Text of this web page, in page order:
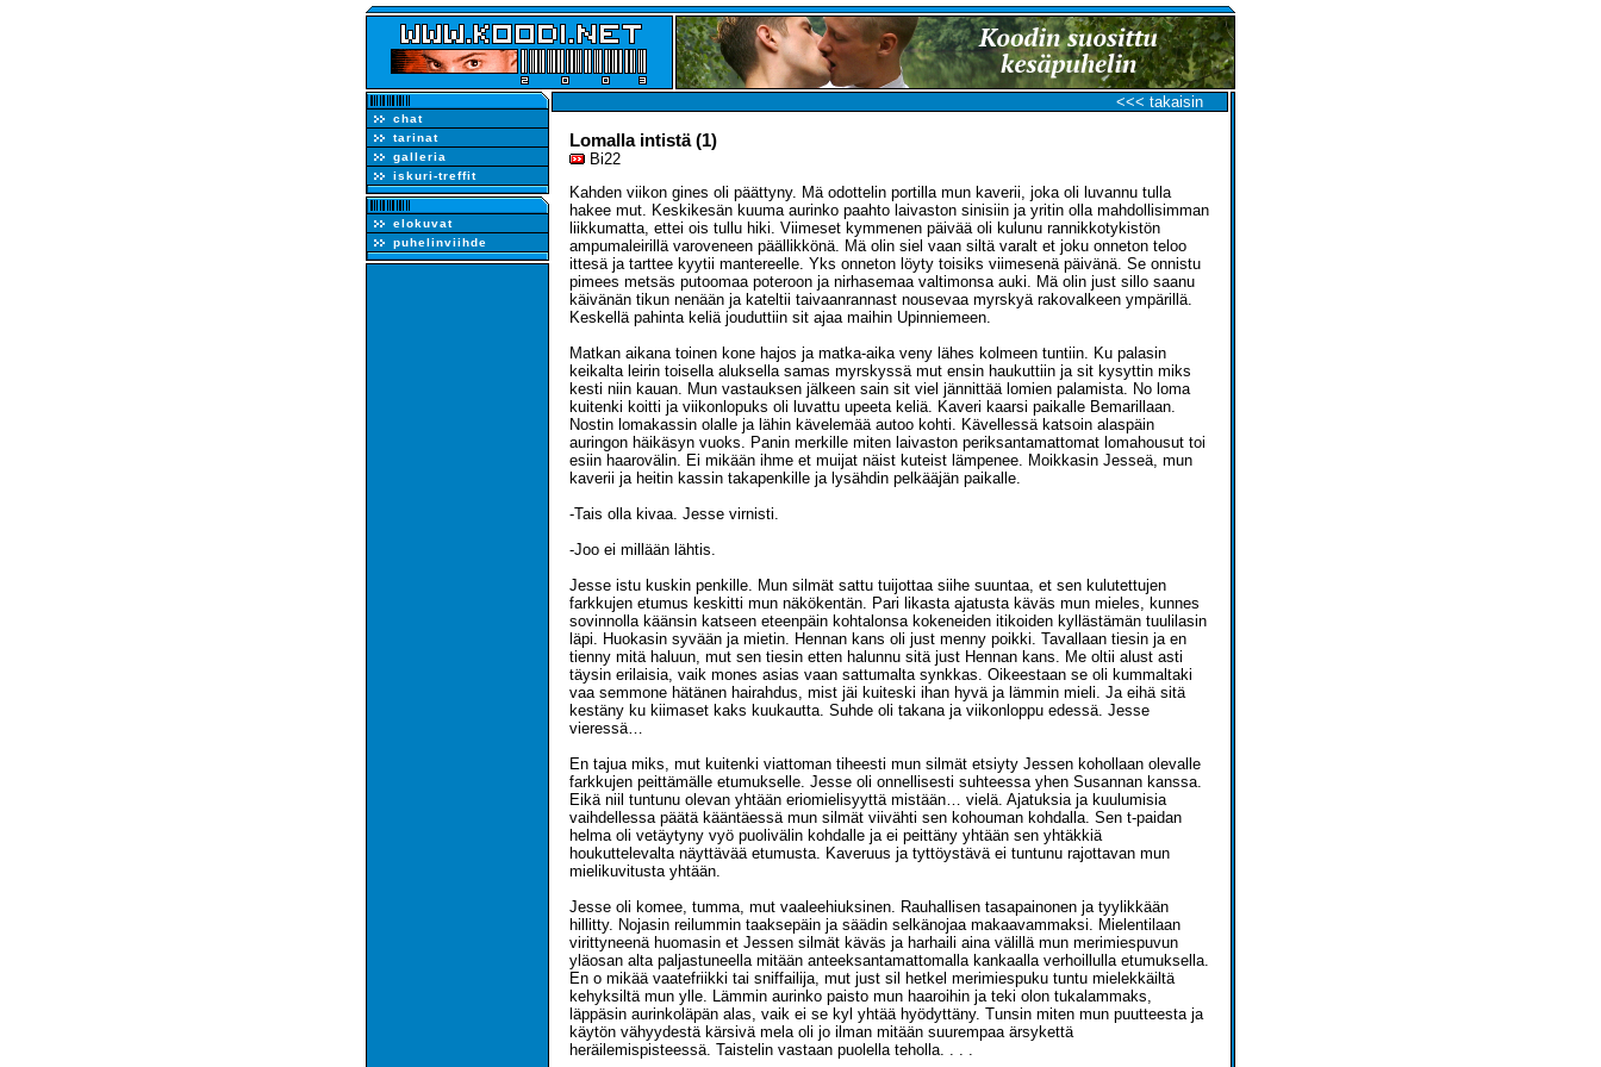
chat
tarinat
galleria
iskuri-treffit
elokuvat
puhelinviihde
<<< takaisin
Lomalla intistä (1)
Bi22
Kahden viikon gines oli päättyny. Mä odottelin portilla mun kaverii, joka oli luvannu tulla
hakee mut. Keskikesän kuuma aurinko paahto laivaston sinisiin ja yritin olla mahdollisimman
liikkumatta, ettei ois tullu hiki. Viimeset kymmenen päivää oli kulunu rannikkotykistön
ampumaleirillä varoveneen päällikkönä. Mä olin siel vaan siltä varalt et joku onneton teloo
ittesä ja tarttee kyytii mantereelle. Yks onneton löyty toisiks viimesenä päivänä. Se onnistu
pimees metsäs putoomaa poteroon ja nirhasemaa valtimonsa auki. Mä olin just sillo saanu
käivänän tikun nenään ja kateltii taivaanrannast nousevaa myrskyä rakovalkeen ympärillä.
Keskellä pahinta keliä jouduttiin sit ajaa maihin Upinniemeen.
Matkan aikana toinen kone hajos ja matka-aika veny lähes kolmeen tuntiin. Ku palasin
keikalta leirin toisella aluksella samas myrskyssä mut ensin haukuttiin ja sit kysyttin miks
kesti niin kauan. Mun vastauksen jälkeen sain sit viel jännittää lomien palamista. No loma
kuitenki koitti ja viikonlopuks oli luvattu upeeta keliä. Kaveri kaarsi paikalle Bemarillaan.
Nostin lomakassin olalle ja lähin kävelemää autoo kohti. Kävellessä katsoin alaspäin
auringon häikäsyn vuoks. Panin merkille miten laivaston periksantamattomat lomahousut toi
esiin haarovälin. Ei mikään ihme et muijat näist kuteist lämpenee. Moikkasin Jesseä, mun
kaverii ja heitin kassin takapenkille ja lysähdin pelkääjän paikalle.
-Tais olla kivaa. Jesse virnisti.
-Joo ei millään lähtis.
Jesse istu kuskin penkille. Mun silmät sattu tuijottaa siihe suuntaa, et sen kulutettujen
farkkujen etumus keskitti mun näkökentän. Pari likasta ajatusta käväs mun mieles, kunnes
sovinnolla käänsin katseen eteenpäin kohtalonsa kokeneiden itikoiden kyllästämän tuulilasin
läpi. Huokasin syvään ja mietin. Hennan kans oli just menny poikki. Tavallaan tiesin ja en
tienny mitä haluun, mut sen tiesin etten halunnu sitä just Hennan kans. Me oltii alust asti
täysin erilaisia, vaik mones asias vaan sattumalta synkkas. Oikeestaan se oli kummaltaki
vaa semmone hätänen hairahdus, mist jäi kuiteski ihan hyvä ja lämmin mieli. Ja eihä sitä
kestäny ku kiimaset kaks kuukautta. Suhde oli takana ja viikonloppu edessä. Jesse
vieressä…
En tajua miks, mut kuitenki viattoman tiheesti mun silmät etsiyty Jessen kohollaan olevalle
farkkujen peittämälle etumukselle. Jesse oli onnellisesti suhteessa yhen Susannan kanssa.
Eikä niil tuntunu olevan yhtään eriomielisyyttä mistään… vielä. Ajatuksia ja kuulumisia
vaihdellessa päätä kääntäessä mun silmät viivähti sen kohouman kohdalla. Sen t-paidan
helma oli vetäytyny vyö puolivälin kohdalle ja ei peittäny yhtään sen yhtäkkiä
houkuttelevalta näyttävää etumusta. Kaveruus ja tyttöystävä ei tuntunu rajottavan mun
mielikuvitusta yhtään.
Jesse oli komee, tumma, mut vaaleehiuksinen. Rauhallisen tasapainonen ja tyylikkään
hillitty. Nojasin reilummin taaksepäin ja säädin selkänojaa makaavammaksi. Mielentilaan
virittyneenä huomasin et Jessen silmät käväs ja harhaili aina välillä mun merimiespuvun
yläosan alta paljastuneella mitään anteeksantamattomalla kankaalla verhoillulla etumuksella.
En o mikää vaatefriikki tai sniffailija, mut just sil hetkel merimiespuku tuntu mielekkäiltä
kehyksiltä mun ylle. Lämmin aurinko paisto mun haaroihin ja teki olon tukalammaks,
läppäsin aurinkoläpän alas, vaik ei se kyl yhtää hyödyttäny. Tunsin miten mun puutteesta ja
käytön vähyydestä kärsivä mela oli jo ilman mitään suurempaa ärsykettä
heräilemispisteessä. Taistelin vastaan puolella teholla. . . .